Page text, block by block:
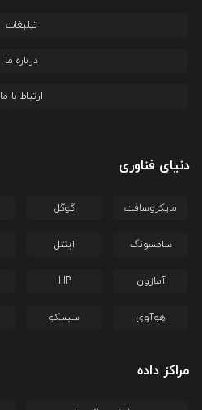
تبلیغات
درباره ما
ارتباط با ما
دنیای فناوری
مایکروسافت گوگل
سامسونگ اینتل
آمازون HP
هوآوی سیسکو
مراکز داده